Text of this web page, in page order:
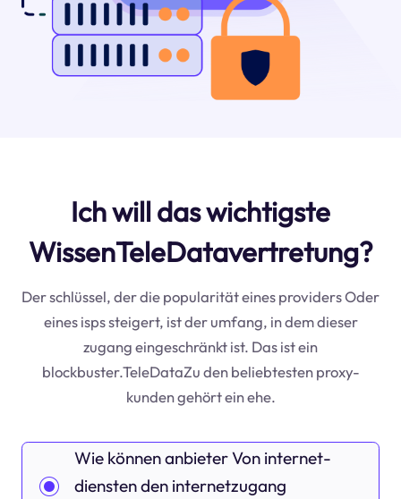
Ich will das wichtigste
WissenTeleDatavertretung?
Der schlüssel, der die popularität eines providers Oder
eines isps steigert, ist der umfang, in dem dieser
zugang eingeschränkt ist. Das ist ein
blockbuster.TeleDataZu den beliebtesten proxy-
kunden gehört ein ehe.
Wie können anbieter Von internet-
diensten den internetzugang